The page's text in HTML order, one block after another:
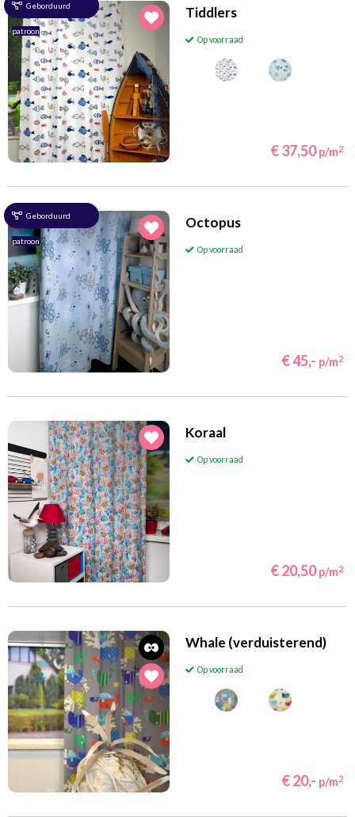
Geborduurd
patroon
Tiddlers
Op voorraad
€ 37,50 p/m2
Geborduurd
patroon
Octopus
Op voorraad
€ 45,- p/m2
Koraal
Op voorraad
€ 20,50 p/m2
Whale (verduisterend)
Op voorraad
€ 20,- p/m2